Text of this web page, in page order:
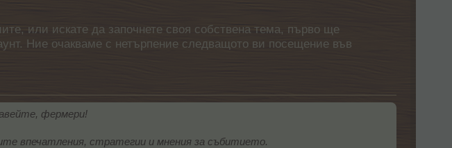
или искате да започнете своя собствена тема, първо ще
Ние очакваме с нетърпение следващото ви посещение във
фермери!
впечатления, стратегии и мнения за събитието.